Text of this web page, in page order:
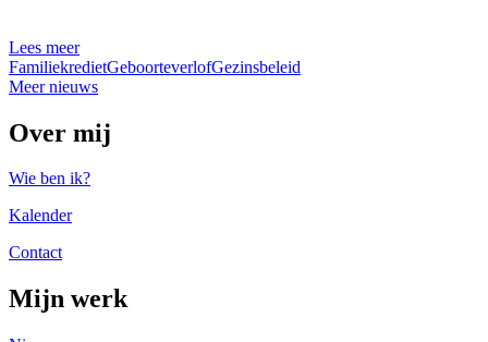
Lees meer
FamiliekredietGeboorteverlofGezinsbeleid
Meer nieuws
Over mij
Wie ben ik?
Kalender
Contact
Mijn werk